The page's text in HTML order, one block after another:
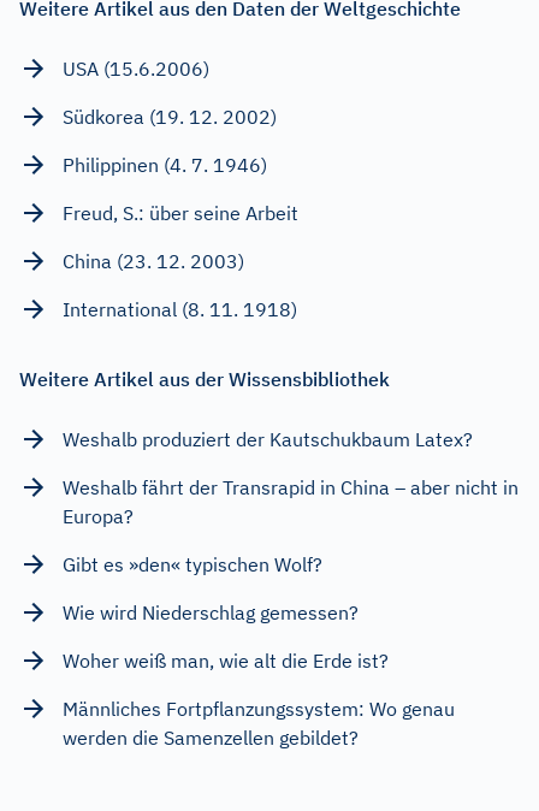
Weitere Artikel aus den Daten der Weltgeschichte
USA (15.6.2006)
Südkorea (19. 12. 2002)
Philippinen (4. 7. 1946)
Freud, S.: über seine Arbeit
China (23. 12. 2003)
International (8. 11. 1918)
Weitere Artikel aus der Wissensbibliothek
Weshalb produziert der Kautschukbaum Latex?
Weshalb fährt der Transrapid in China – aber nicht in
Europa?
Gibt es »den« typischen Wolf?
Wie wird Niederschlag gemessen?
Woher weiß man, wie alt die Erde ist?
Männliches Fortpflanzungssystem: Wo genau
werden die Samenzellen gebildet?